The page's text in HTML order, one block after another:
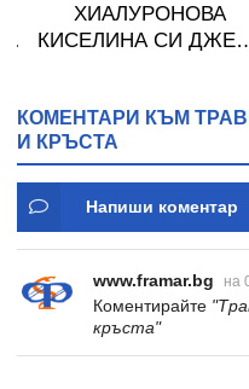
ХИАЛУРОНОВА
КИСЕЛИНА СИ
КОМЕНТАРИ КЪМ
И КРЪСТА
Напиши коментар
www.framar.bg на
Коментирайте
кръста"